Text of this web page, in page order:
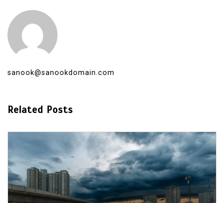
sanook@sanookdomain.com
Related Posts